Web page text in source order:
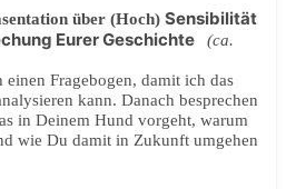
über (Hoch) Sensibilität
EurerGeschichte
(ca.
einen Fragebogen, damit ich das
kann. Danach besprechen
in Deinem Hund vorgeht, warum
wie Du damit in Zukunft umgehen